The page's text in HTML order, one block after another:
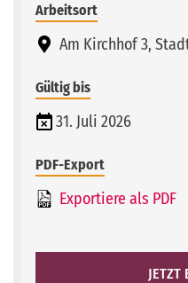
Arbeitsort
Am Kirchhof 3,
Gültig bis
31. Juli 2026
PDF-Export
Exportiere als PDF
JETZT